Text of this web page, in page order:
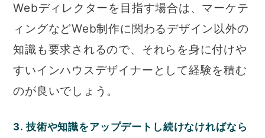
Webディレクターを目指す場合は、マーケテ
ィングなどWeb制作に関わるデザイン以外の
知識も要求されるので、それらを身に付けや
すいインハウスデザイナーとして経験を積む
のが良いでしょう。
3. 技術や知識をアップデートし続けなければなら